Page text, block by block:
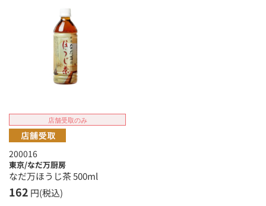
店舗受取のみ
200016
東京/なだ万厨房
なだ万ほうじ茶 500ml
162 円(税込)